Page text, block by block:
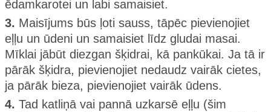
ēdamkarotei un labi samaisiet.
3. Maisījums būs ļoti sauss, tāpēc pievienojiet
eļļu un ūdeni un samaisiet līdz gludai masai.
Mīklai jābūt diezgan šķidrai, kā pankūkai. Ja tā ir
pārāk šķidra, pievienojiet nedaudz vairāk cietes,
ja pārāk bieza, pievienojiet vairāk ūdens.
4. Tad katliņā vai pannā uzkarsē eļļu (šim